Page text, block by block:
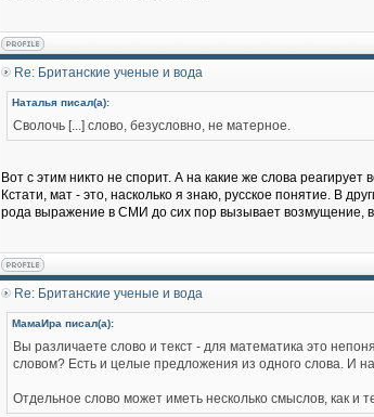
Re: Британские ученые и вода
Наталья писал(а):
Сволочь [...] слово, безусловно, не матерное.
Вот с этим никто не спорит. А на какие же слова
Кстати, мат - это, насколько я знаю, русское понятие. В
рода выражение в СМИ до сих пор вызывает возмущение,
Re: Британские ученые и вода
МамаИра писал(а):
Вы различаете слово и текст - для математика это
словом? Есть и целые предложения из одного слова. И
Отдельное слово может иметь несколько смыслов, как и